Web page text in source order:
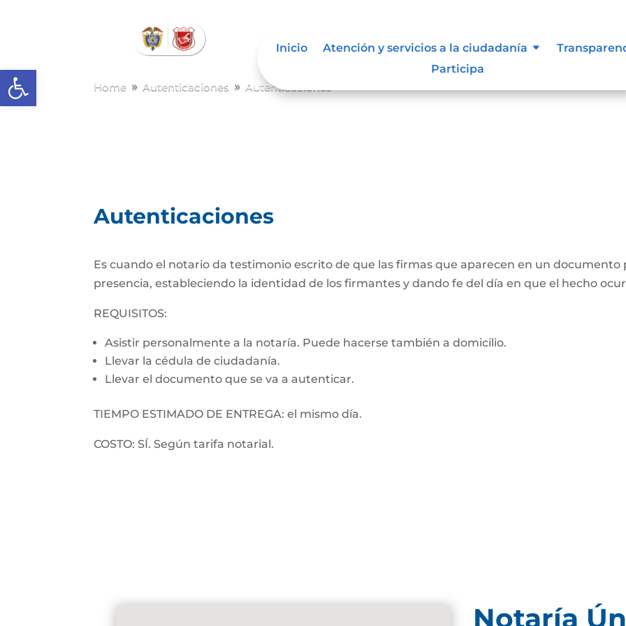
Abrir barra de herramientas
Inicio Atención y servicios a la ciudadanía
Participa
Home 9 Autenticaciones 9 Autenticaciones
Autenticaciones
Es cuando el notario da testimonio escrito de que las firmas que aparecen en un
presencia, estableciendo la identidad de los firmantes y dando fe del día en que el hecho
REQUISITOS:
Asistir personalmente a la notaría. Puede hacerse también a domicilio.
Llevar la cédula de ciudadanía.
Llevar el documento que se va a autenticar.
TIEMPO ESTIMADO DE ENTREGA: el mismo día.
COSTO: SÍ. Según tarifa notarial.
Notaría